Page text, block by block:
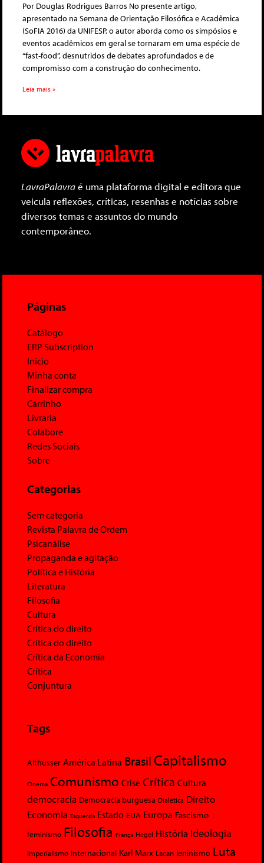
Por Douglas Rodrigues Barros No presente artigo,
apresentado na Semana de Orientação Filosófica e Acadêmica
(SoFIA 2016) da UNIFESP, o autor aborda como os simpósios e
eventos acadêmicos em geral se tornaram em uma espécie de
“fast-food”, desnutridos de debates aprofundados e de
compromisso com a construção do conhecimento.
Leia mais »
LavraPalavraé uma plataforma digital e editora que
veicula reflexões, críticas, resenhas e notícias sobre
diversos temas e assuntos do mundo
contemporâneo.
Páginas
Catálogo
ERP Subscription
Início
Minha conta
Finalizar compra
Carrinho
Livraria
Colabore
Redes Sociais
Sobre
Categorias
Sem categoria
Revista Palavra de Ordem
Psicanálise
Propaganda e agitação
Política e História
Literatura
Filosofia
Cultura
Crítica do direito
Crítica do direito
Crítica da Economia
Crítica
Conjuntura
Tags
Althusser América Latina Brasil Capitalismo
Cinema Comunismo Crise Crítica Cultura
democracia Democracia burguesa Dialética Direito
Economia Esquerda Estado EUA Europa Fascismo
feminismo Filosofia França Hegel História Ideologia
Imperialismo Internacional Karl Marx Lacan leninismo Luta